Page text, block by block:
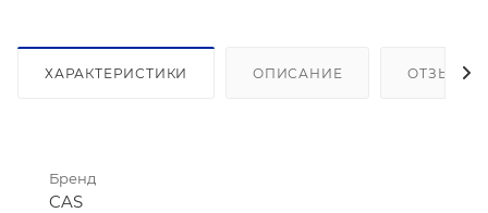
ХАРАКТЕРИСТИКИ ОПИСАНИЕ ОТЗЫВЫ
Бренд
CAS